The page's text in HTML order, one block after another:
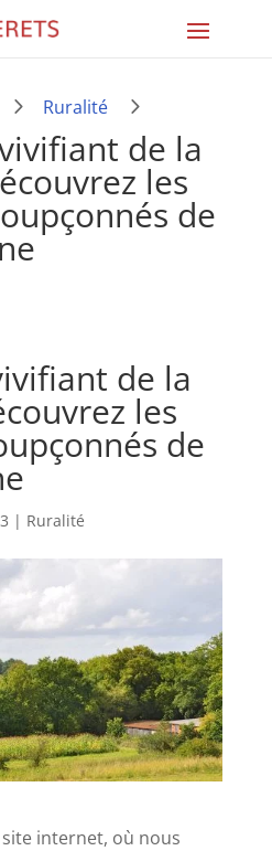
5 Ruralité 5
de la
les
de
de la
les
de
| Ruralité
internet, où nous